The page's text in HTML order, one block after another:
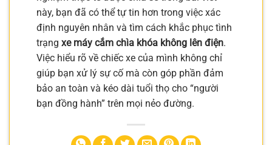
này, bạn đã có thể tự tin hơn trong việc xác
định nguyên nhân và tìm cách khắc phục tình
trạng xe máy cắm chìa khóa không lên điện.
Việc hiểu rõ về chiếc xe của mình không chỉ
giúp bạn xử lý sự cố mà còn góp phần đảm
bảo an toàn và kéo dài tuổi thọ cho “người
bạn đồng hành” trên mọi nẻo đường.